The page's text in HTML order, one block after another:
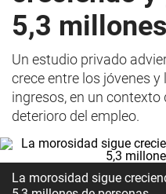
5,3
Un estudio privado
crece entre los jóvenes
ingresos, en un
deterioro del empleo.
La morosidad sigue